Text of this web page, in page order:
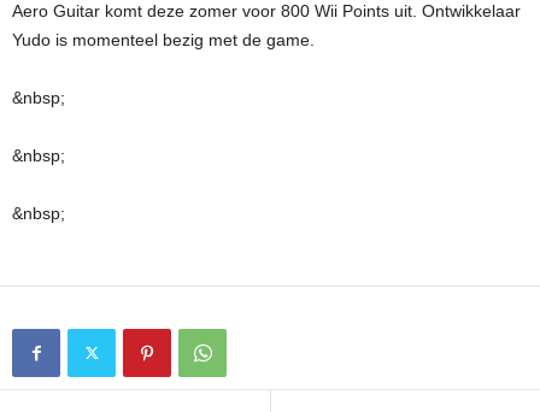
Aero Guitar komt deze zomer voor 800 Wii Points uit. Ontwikkelaar
Yudo is momenteel bezig met de game.
&nbsp;
&nbsp;
&nbsp;